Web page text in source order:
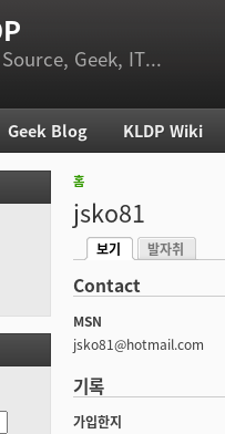
Geek, IT...
현재 위치
홈
jsko81
기본탭
보기
발자취
Contact
MSN
jsko81@hotmail.com
기록
가입한지
Geek Blog KLDP Wiki